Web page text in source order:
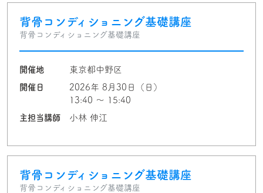
背骨コンディショニング基礎講座
背骨コンディショニング基礎講座
開催地
東京都中野区
開催日
2026年 8月30日（日）
13:40 〜 15:40
主担当講師
小林 伸江
背骨コンディショニング基礎講座
背骨コンディショニング基礎講座